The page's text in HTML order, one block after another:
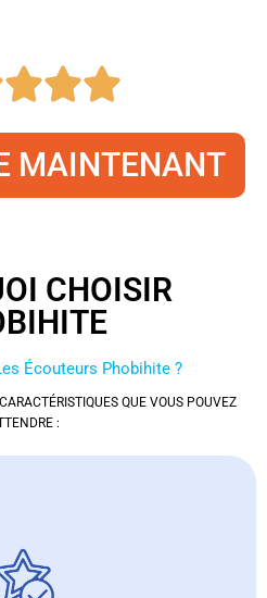
MAINTENANT
CHOISIR
Écouteurs Phobihite ?
QUE VOUS POUVEZ
: